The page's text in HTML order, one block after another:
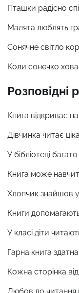
Пташки радісно
Малята люблять
Сонячне світло
Коли сонечко
Розповідні
Книга відкриває
Дівчинка читає
У бібліотеці
Книга може
Хлопчик знайшов у
Книги
У класі діти
Гарна книга
Кожна сторінка